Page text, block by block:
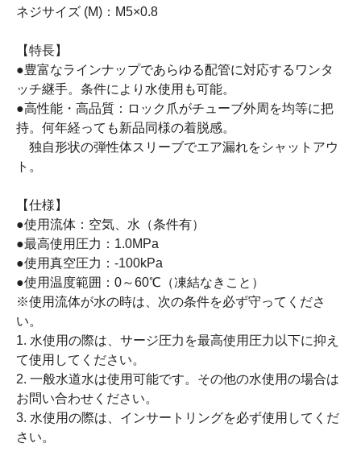
ネジサイズ (M)：M5×0.8
【特長】
●豊富なラインナップであらゆる配管に対応するワンタ
ッチ継手。条件により水使用も可能。
●高性能・高品質：ロック爪がチューブ外周を均等に把
持。何年経っても新品同様の着脱感。
独自形状の弾性体スリーブでエア漏れをシャットアウ
ト。
【仕様】
●使用流体：空気、水（条件有）
●最高使用圧力：1.0MPa
●使用真空圧力：-100kPa
●使用温度範囲：0～60℃（凍結なきこと）
※使用流体が水の時は、次の条件を必ず守ってくださ
い。
1. 水使用の際は、サージ圧力を最高使用圧力以下に抑え
て使用してください。
2. 一般水道水は使用可能です。その他の水使用の場合は
お問い合わせください。
3. 水使用の際は、インサートリングを必ず使用してくだ
さい。